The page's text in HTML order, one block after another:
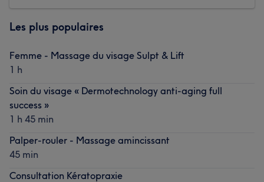
Les plus populaires
Femme - Massage du visage Sulpt & Lift
1 h
Soin du visage « Dermotechnology anti-aging full
success »
1 h 45 min
Palper-rouler - Massage amincissant
45 min
Consultation Kératopraxie